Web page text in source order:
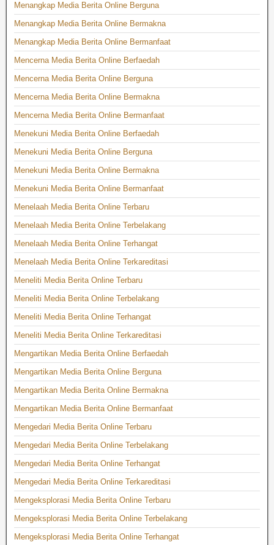
Menangkap Media Berita Online Berguna
Menangkap Media Berita Online Bermakna
Menangkap Media Berita Online Bermanfaat
Mencerna Media Berita Online Berfaedah
Mencerna Media Berita Online Berguna
Mencerna Media Berita Online Bermakna
Mencerna Media Berita Online Bermanfaat
Menekuni Media Berita Online Berfaedah
Menekuni Media Berita Online Berguna
Menekuni Media Berita Online Bermakna
Menekuni Media Berita Online Bermanfaat
Menelaah Media Berita Online Terbaru
Menelaah Media Berita Online Terbelakang
Menelaah Media Berita Online Terhangat
Menelaah Media Berita Online Terkareditasi
Meneliti Media Berita Online Terbaru
Meneliti Media Berita Online Terbelakang
Meneliti Media Berita Online Terhangat
Meneliti Media Berita Online Terkareditasi
Mengartikan Media Berita Online Berfaedah
Mengartikan Media Berita Online Berguna
Mengartikan Media Berita Online Bermakna
Mengartikan Media Berita Online Bermanfaat
Mengedari Media Berita Online Terbaru
Mengedari Media Berita Online Terbelakang
Mengedari Media Berita Online Terhangat
Mengedari Media Berita Online Terkareditasi
Mengeksplorasi Media Berita Online Terbaru
Mengeksplorasi Media Berita Online Terbelakang
Mengeksplorasi Media Berita Online Terhangat